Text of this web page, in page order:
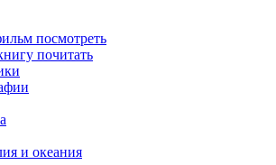
посмотреть
почитать
и океания